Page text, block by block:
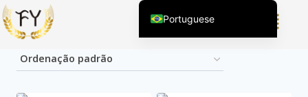
Exibindo 1–12 de 13 resultados
Portuguese
English (United States)